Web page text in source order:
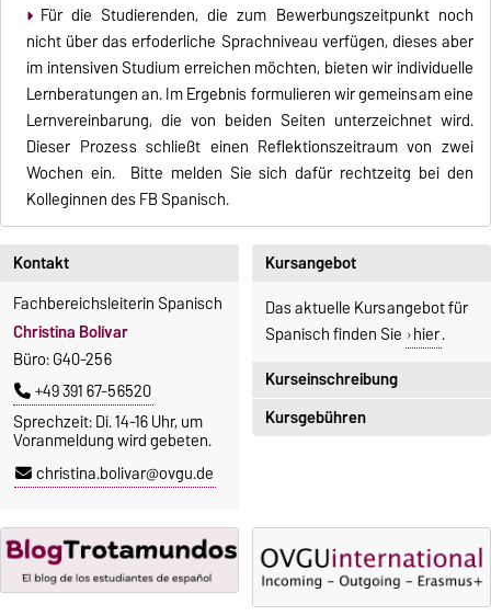
Für die Studierenden, die zum Bewerbungszeitpunkt noch
nicht über das erfoderliche Sprachniveau verfügen, dieses aber
im intensiven Studium erreichen möchten, bieten wir individuelle
Lernberatungen an. Im Ergebnis formulieren wir gemeinsam eine
Lernvereinbarung, die von beiden Seiten unterzeichnet wird.
Dieser Prozess schließt einen Reflektionszeitraum von zwei
Wochen ein. Bitte melden Sie sich dafür rechtzeitg bei den
Kolleginnen des FB Spanisch.
Kurseinschreibung
Einschreibezeitraum:
Die Kurse beginnen ab dem 12.
Oktober 2026.
Kursangebot
Das aktuelle Kursangebot für
Spanisch finden Sie hier.
Kursgebühren
Gebühren
Gebührenrückerstattung
Gebührenbefreiungen bei
Kontakt
Fachbereichsleiterin Spanisch
Christina Bolívar
Büro: G40-256
+49 391 67-56520
Sprechzeit: Di. 14-16 Uhr, um
Voranmeldung wird gebeten.
christina.bolivar@ovgu.de